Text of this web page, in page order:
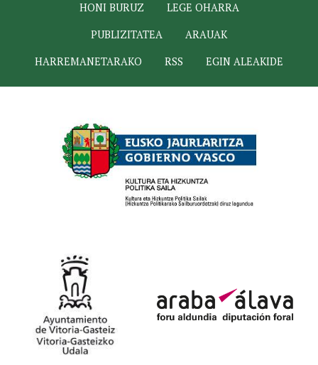
HONI BURUZ
LEGE OHARRA
PUBLIZITATEA
ARAUAK
HARREMANETARAKO
RSS EGIN ALEAKIDE